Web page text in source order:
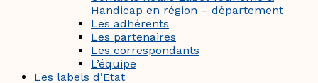
Handicap en région – département
Les adhérents
Les partenaires
Les correspondants
L’équipe
Les labels d’Etat